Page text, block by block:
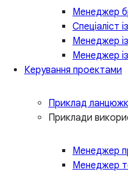
Менеджер
Спеціаліст
Менеджер
Менеджер
Керування проектами
Приклад
Приклади
Менеджер
Менеджер